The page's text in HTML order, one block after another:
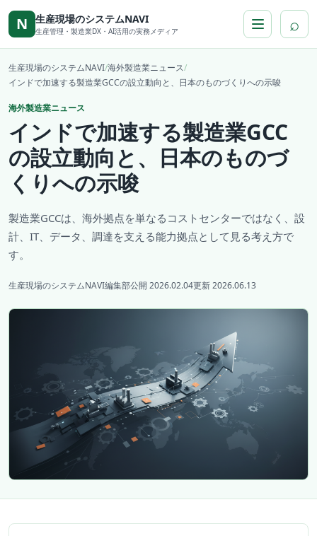
本文へ移動
N 生産現場のシステムNAVI
生産管理・製造業DX・AI活用の実務メディア ⌕
生産現場のシステムNAVI/海外製造業ニュース/
インドで加速する製造業GCCの設立動向と、日本のものづくりへの示唆
海外製造業ニュース
インドで加速する製造業GCC
の設立動向と、日本のものづ
くりへの示唆
製造業GCCは、海外拠点を単なるコストセンターではなく、設
計、IT、データ、調達を支える能力拠点として見る考え方で
す。
生産現場のシステムNAVI編集部公開 2026.02.04更新 2026.06.13